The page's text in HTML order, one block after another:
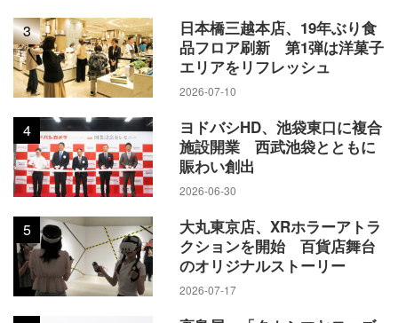
3
日本橋三越本店、19年ぶり食
品フロア刷新 第1弾は洋菓子
エリアをリフレッシュ
2026-07-10
4
ヨドバシHD、池袋東口に複合
施設開業 西武池袋とともに
賑わい創出
2026-06-30
5
大丸東京店、XRホラーアトラ
クションを開始 百貨店舞台
のオリジナルストーリー
2026-07-17